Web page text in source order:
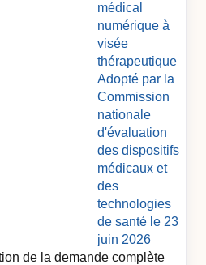
médical
numérique à
visée
thérapeutique
Adopté par la
Commission
nationale
d'évaluation
des dispositifs
médicaux et
des
technologies
de santé le 23
juin 2026
de la demande complète